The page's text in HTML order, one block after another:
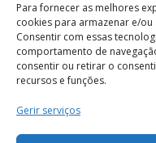
Para fornecer as melhores
cookies para armazenar e/
Consentir com essas
comportamento de
consentir ou retirar o
recursos e funções.
Gerir serviços
Termos e Condições